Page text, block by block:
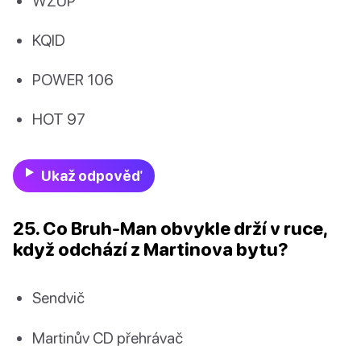
KQID
POWER 106
HOT 97
Ukaž odpověď
25. Co Bruh-Man obvykle drží v ruce,
když odchází z Martinova bytu?
Sendvič
Martinův CD přehrávač